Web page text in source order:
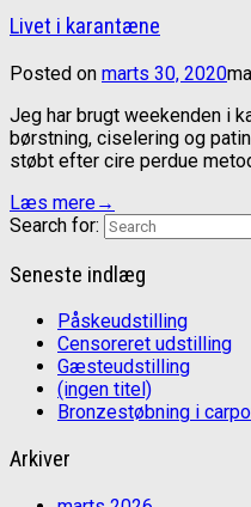
Livet i karantæne
Posted on marts 30, 2020
Jeg har brugt weekenden i
børstning, ciselering og
støbt efter cire perdue
Læs mere→
Search for:
Seneste indlæg
Påskeudstilling
Censoreret udstilling
Gæsteudstilling
(ingen titel)
Bronzestøbning i
Arkiver